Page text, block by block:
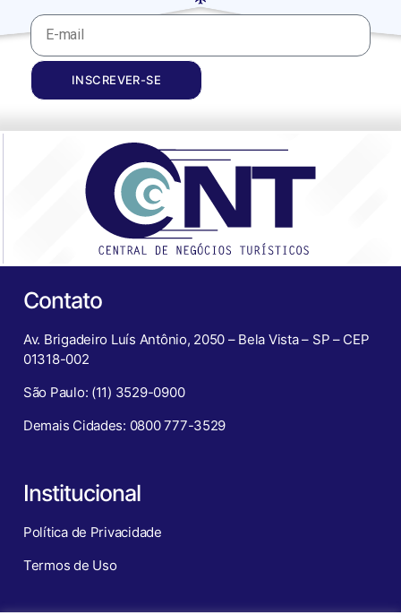
INSCREVER-SE
Contato
Av. Brigadeiro Luís Antônio, 2050 – Bela Vista – SP – CEP
01318-002
São Paulo: (11) 3529-0900
Demais Cidades: 0800 777-3529
Institucional
Política de Privacidade
Termos de Uso